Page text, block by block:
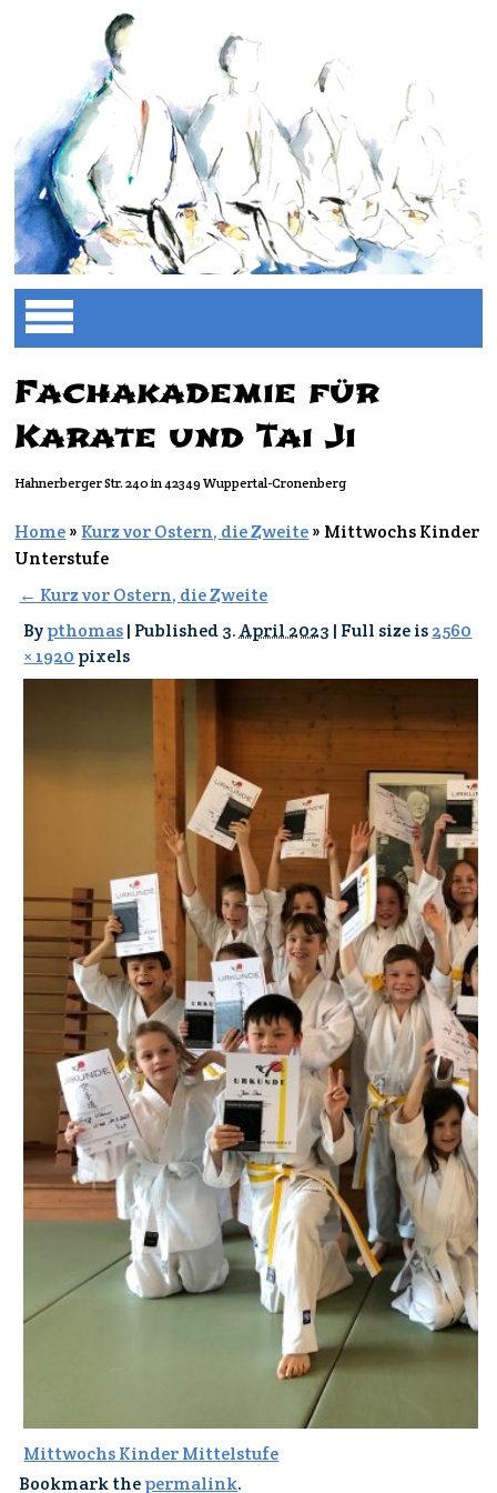
Fachakademie für
Karate und Tai Ji
Hahnerberger Str. 240 in 42349 Wuppertal-Cronenberg
Home» Kurz vor Ostern, die Zweite» Mittwochs Kinder
Unterstufe
← Kurz vor Ostern, die Zweite
Bypthomas| Published3. April 2023 | Full size is2560
× 1920 pixels
Mittwochs Kinder Mittelstufe
Bookmark thepermalink.